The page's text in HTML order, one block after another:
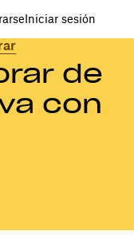
Iniciar sesión
de
con